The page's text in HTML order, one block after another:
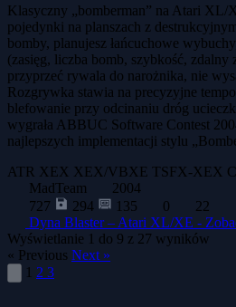
Klasyczny „bomberman” na Atari XL/
pojedynki na planszach z
bomby, planujesz łańcuchowe
(zasięg, liczba bomb, szybkość, zdalny
przyprzeć rywala do narożnika, nie
Rozgrywka stawia na precyzyjne
blefowanie przy odcinaniu dróg
wygrała ABBUC Software Contest
najlepszych implementacji stylu
ATR XEX XEX/VBXE TSFX-XEX
MadTeam
2004
727
294 135 0
22
Dyna Blaster – Atari XL/XE -
Wyświetlanie 1 do 9 z 27 wyników
« Previous Next »
1 2 3